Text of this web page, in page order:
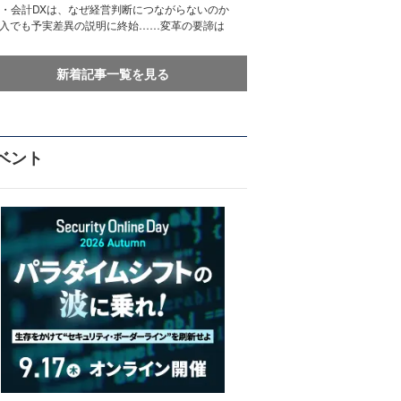
会計DXは、なぜ経営判断につながらないのか
でも予実差異の説明に終始……変革の要諦は
新着記事一覧を見る
ント